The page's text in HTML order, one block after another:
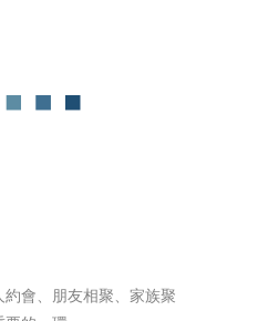
會、朋友相聚、家族聚